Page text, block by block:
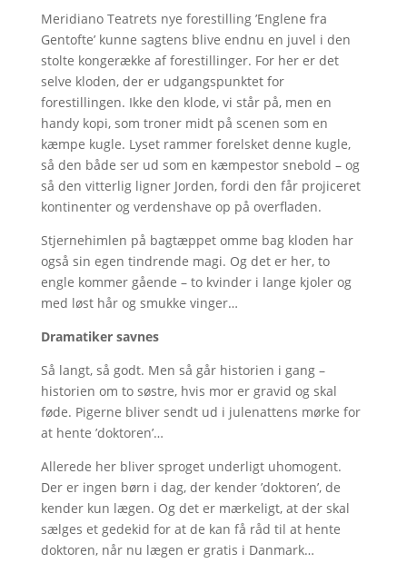
Meridiano Teatrets nye forestilling ’Englene fra
Gentofte’ kunne sagtens blive endnu en juvel i den
stolte kongerække af forestillinger. For her er det
selve kloden, der er udgangspunktet for
forestillingen. Ikke den klode, vi står på, men en
handy kopi, som troner midt på scenen som en
kæmpe kugle. Lyset rammer forelsket denne kugle,
så den både ser ud som en kæmpestor snebold – og
så den vitterlig ligner Jorden, fordi den får projiceret
kontinenter og verdenshave op på overfladen.
Stjernehimlen på bagtæppet omme bag kloden har
også sin egen tindrende magi. Og det er her, to
engle kommer gående – to kvinder i lange kjoler og
med løst hår og smukke vinger…
Dramatiker savnes
Så langt, så godt. Men så går historien i gang –
historien om to søstre, hvis mor er gravid og skal
føde. Pigerne bliver sendt ud i julenattens mørke for
at hente ’doktoren’…
Allerede her bliver sproget underligt uhomogent.
Der er ingen børn i dag, der kender ’doktoren’, de
kender kun lægen. Og det er mærkeligt, at der skal
sælges et gedekid for at de kan få råd til at hente
doktoren, når nu lægen er gratis i Danmark…